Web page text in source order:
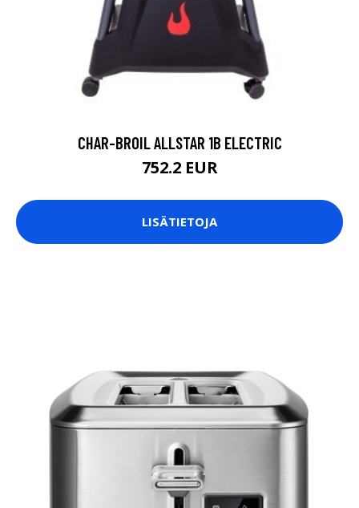
CHAR-BROIL ALLSTAR 1B ELECTRIC
752.2 EUR
LISÄTIETOJA